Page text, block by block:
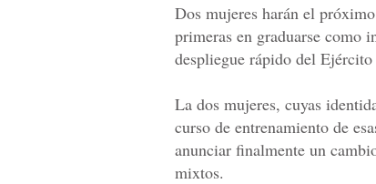
Dos mujeres harán el
primeras en graduarse como
despliegue rápido del
La dos mujeres, cuyas
curso de entrenamiento de
anunciar finalmente un
mixtos.